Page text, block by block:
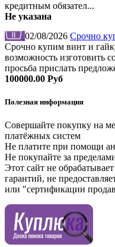
кредитным обязател...
Не указана
02/08/2026 Срочно
Срочно купим винт и
возможность изготовить
просьба прислать
100000.00 Руб
Полезная информация
Совершайте покупку на
платёжных систем
Не платите при помощи
Не покупайте за
Этот сайт не
гарантий, не
или "сертификации